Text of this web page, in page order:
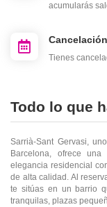
acumularás
Tienes
Todo lo que
Sarrià-Sant Gervasi,
Barcelona, ofrece
elegancia residencial
de alta calidad. Al
te sitúas en un barrio
tranquilas, plazas